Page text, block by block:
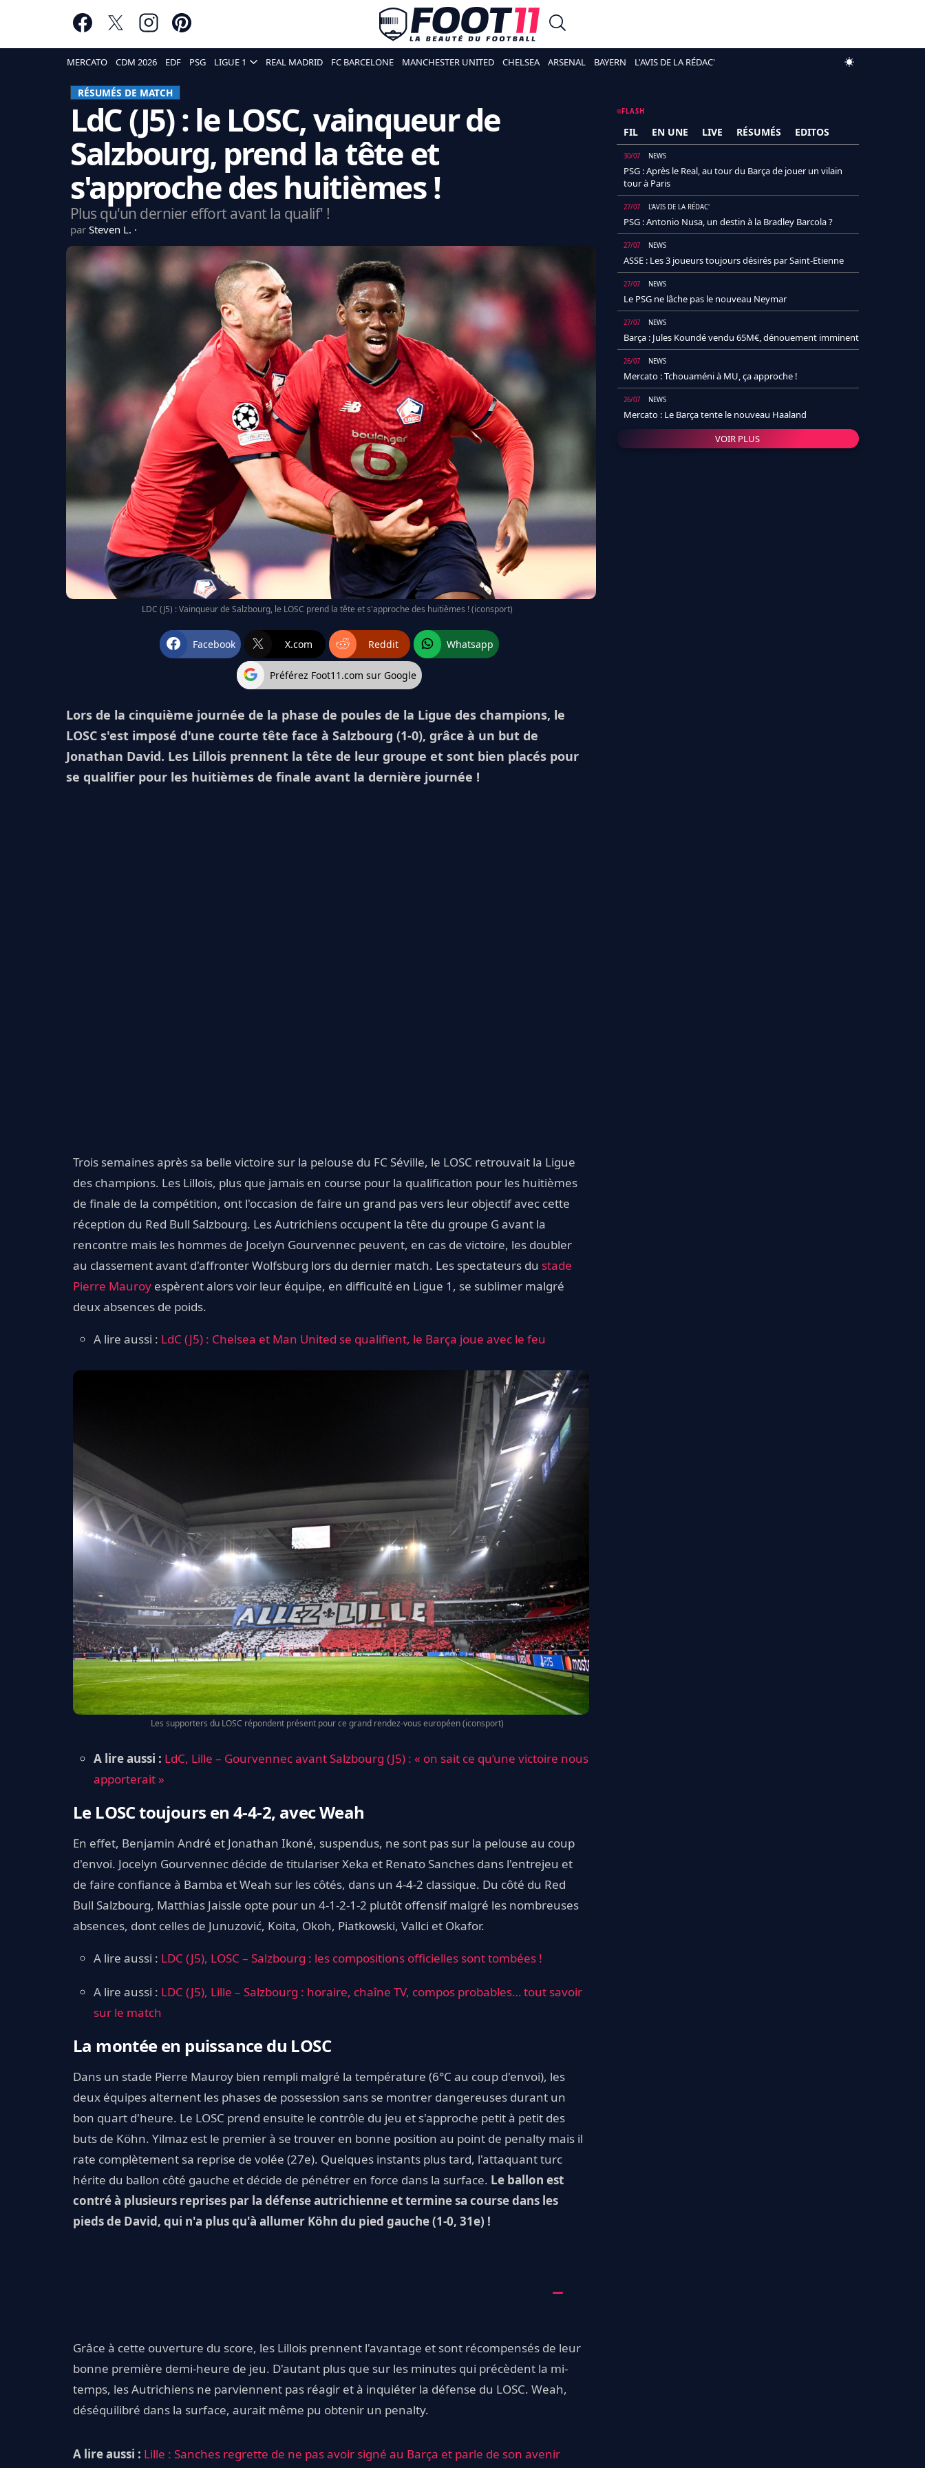
MERCATO CDM 2026 EDF PSG LIGUE 1 REAL MADRID FC BARCELONE MANCHESTER UNITED CHELSEA ARSENAL BAYERN L'AVIS DE LA RÉDAC'
RÉSUMÉS DE MATCH
LdC (J5) : le LOSC, vainqueur de
Salzbourg, prend la tête et
s'approche des huitièmes !
Plus qu'un dernier effort avant la qualif' !
par Steven L.
LDC (J5) : Vainqueur de Salzbourg, le LOSC prend la tête et s'approche des huitièmes ! (iconsport)
Facebook X.com Reddit Whatsapp
Préférez Foot11.com sur Google
Lors de la cinquième journée de la phase de poules de la Ligue des champions, le
LOSC s'est imposé d'une courte tête face à Salzbourg (1-0), grâce à un but de
Jonathan David. Les Lillois prennent la tête de leur groupe et sont bien placés pour
se qualifier pour les huitièmes de finale avant la dernière journée !
Trois semaines après sa belle victoire sur la pelouse du FC Séville, le LOSC retrouvait la Ligue
des champions. Les Lillois, plus que jamais en course pour la qualification pour les huitièmes
de finale de la compétition, ont l'occasion de faire un grand pas vers leur objectif avec cette
réception du Red Bull Salzbourg. Les Autrichiens occupent la tête du groupe G avant la
rencontre mais les hommes de Jocelyn Gourvennec peuvent, en cas de victoire, les doubler
au classement avant d'affronter Wolfsburg lors du dernier match. Les spectateurs du stade
Pierre Mauroy espèrent alors voir leur équipe, en difficulté en Ligue 1, se sublimer malgré
deux absences de poids.
A lire aussi : LdC (J5) : Chelsea et Man United se qualifient, le Barça joue avec le feu
Les supporters du LOSC répondent présent pour ce grand rendez-vous européen (iconsport)
A lire aussi : LdC, Lille – Gourvennec avant Salzbourg (J5) : « on sait ce qu’une victoire nous
apporterait »
Le LOSC toujours en 4-4-2, avec Weah
En effet, Benjamin André et Jonathan Ikoné, suspendus, ne sont pas sur la pelouse au coup
d'envoi. Jocelyn Gourvennec décide de titulariser Xeka et Renato Sanches dans l'entrejeu et
de faire confiance à Bamba et Weah sur les côtés, dans un 4-4-2 classique. Du côté du Red
Bull Salzbourg, Matthias Jaissle opte pour un 4-1-2-1-2 plutôt offensif malgré les nombreuses
absences, dont celles de Junuzović, Koita, Okoh, Piatkowski, Vallci et Okafor.
A lire aussi : LDC (J5), LOSC – Salzbourg : les compositions officielles sont tombées !
A lire aussi : LDC (J5), Lille – Salzbourg : horaire, chaîne TV, compos probables… tout savoir
sur le match
La montée en puissance du LOSC
Dans un stade Pierre Mauroy bien rempli malgré la température (6°C au coup d'envoi), les
deux équipes alternent les phases de possession sans se montrer dangereuses durant un
bon quart d'heure. Le LOSC prend ensuite le contrôle du jeu et s'approche petit à petit des
buts de Köhn. Yilmaz est le premier à se trouver en bonne position au point de penalty mais il
rate complètement sa reprise de volée (27e). Quelques instants plus tard, l'attaquant turc
hérite du ballon côté gauche et décide de pénétrer en force dans la surface. Le ballon est
contré à plusieurs reprises par la défense autrichienne et termine sa course dans les
pieds de David, qui n'a plus qu'à allumer Köhn du pied gauche (1-0, 31e) !
Grâce à cette ouverture du score, les Lillois prennent l'avantage et sont récompensés de leur
bonne première demi-heure de jeu. D'autant plus que sur les minutes qui précèdent la mi-
temps, les Autrichiens ne parviennent pas réagir et à inquiéter la défense du LOSC. Weah,
déséquilibré dans la surface, aurait même pu obtenir un penalty.
A lire aussi : Lille : Sanches regrette de ne pas avoir signé au Barça et parle de son avenir
FLASH
FIL EN UNE LIVE RÉSUMÉS EDITOS
30/07 NEWS
PSG : Après le Real, au tour du Barça de jouer un vilain
tour à Paris
27/07 L'AVIS DE LA RÉDAC'
PSG : Antonio Nusa, un destin à la Bradley Barcola ?
27/07 NEWS
ASSE : Les 3 joueurs toujours désirés par Saint-Etienne
27/07 NEWS
Le PSG ne lâche pas le nouveau Neymar
27/07 NEWS
Barça : Jules Koundé vendu 65M€, dénouement imminent
26/07 NEWS
Mercato : Tchouaméni à MU, ça approche !
26/07 NEWS
Mercato : Le Barça tente le nouveau Haaland
VOIR PLUS